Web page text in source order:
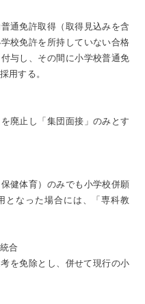
通免許取得（取得見込みを含
校免許を所持していない合格
与し、その間に小学校普通免
用する。
廃止し「集団面接」のみとす
健体育）のみでも小学校併願
となった場合には、「専科教
合
を免除とし、併せて現行の小